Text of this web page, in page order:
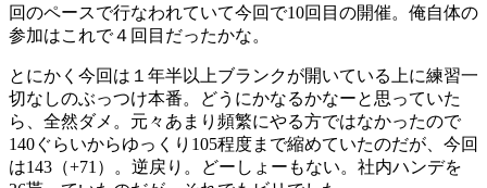
回のペースで行なわれていて今回で10回目の開催。俺自体の
参加はこれで４回目だったかな。
とにかく今回は１年半以上ブランクが開いている上に練習一
切なしのぶっつけ本番。どうにかなるかなーと思っていた
ら、全然ダメ。元々あまり頻繁にやる方ではなかったので
140ぐらいからゆっくり105程度まで縮めていたのだが、今回
は143（+71）。逆戻り。どーしょーもない。社内ハンデを